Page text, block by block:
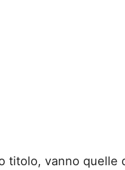
titolo, vanno quelle